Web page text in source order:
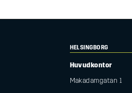
HELSINGBORG
Huvudkontor
Makadamgatan 1